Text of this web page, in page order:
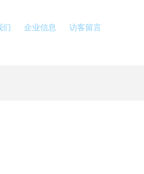
们 企业信息 访客留言